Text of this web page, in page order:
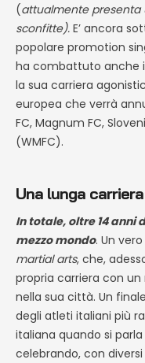
(attualmente presenta
sconfitte). E’ ancora
popolare promotion
ha combattuto anche
la sua carriera
europea che verrà
FC, Magnum FC,
(WMFC).
Una lunga
In totale, oltre 14
mezzo mondo. Un
martial arts, che,
propria carriera con
nella sua città. Un
degli atleti italiani più
italiana quando si parla
celebrando, con